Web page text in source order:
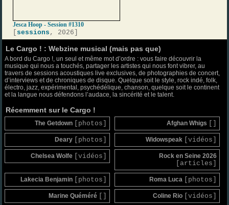
Jesca Hoop - Session #1310
[ sessions , 2026]
Le Cargo ! : Webzine musical (mais pas que)
A bord du Cargo !, un seul et même mot d’ordre : vous faire découvrir la
musique qui nous a touchés, partager les artistes qui nous font vibrer, au
travers de sessions acoustiques live exclusives, de photographies de concert,
d’interviews et de chroniques de disque. Quelque soit le style, rock indé, folk,
électro, jazz, expérimental, psychédélique, chanson, quelque soit le continent
et la langue nous défendons l’audace, la sincérité et le talent.
Récemment sur le Cargo !
The Getdown [photos] Afghan Whigs []
Deary [photos] Widowspeak [vidéos]
Chelsea Wolfe [vidéos] Rock en Seine 2026
[articles]
Lakecia Benjamin [photos] Roma Luca [photos]
Marine Quéméré [] Coline Rio [vidéos]